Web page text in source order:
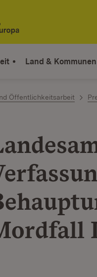
Land & Kommunen
Öffentlichkeitsarbeit